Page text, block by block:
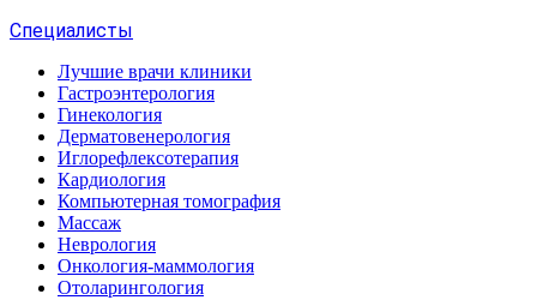
Специалисты
Лучшие врачи клиники
Гастроэнтерология
Гинекология
Дерматовенерология
Иглорефлексотерапия
Кардиология
Компьютерная томография
Массаж
Неврология
Онкология-маммология
Отоларингология